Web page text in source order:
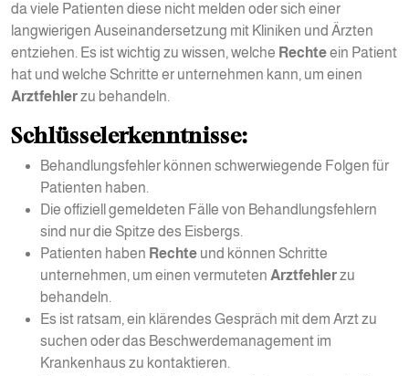
da viele Patienten diese nicht melden oder sich einer
langwierigen Auseinandersetzung mit Kliniken und Ärzten
entziehen. Es ist wichtig zu wissen, welche Rechteein Patient
hat und welche Schritte er unternehmen kann, um einen
Arztfehlerzu behandeln.
Schlüsselerkenntnisse:
Behandlungsfehler können schwerwiegende Folgen für
Patienten haben.
Die offiziell gemeldeten Fälle von Behandlungsfehlern
sind nur die Spitze des Eisbergs.
Patienten haben Rechte und können Schritte
unternehmen, um einen vermuteten Arztfehlerzu
behandeln.
Es ist ratsam, ein klärendes Gespräch mit dem Arzt zu
suchen oder das Beschwerdemanagement im
Krankenhaus zu kontaktieren.